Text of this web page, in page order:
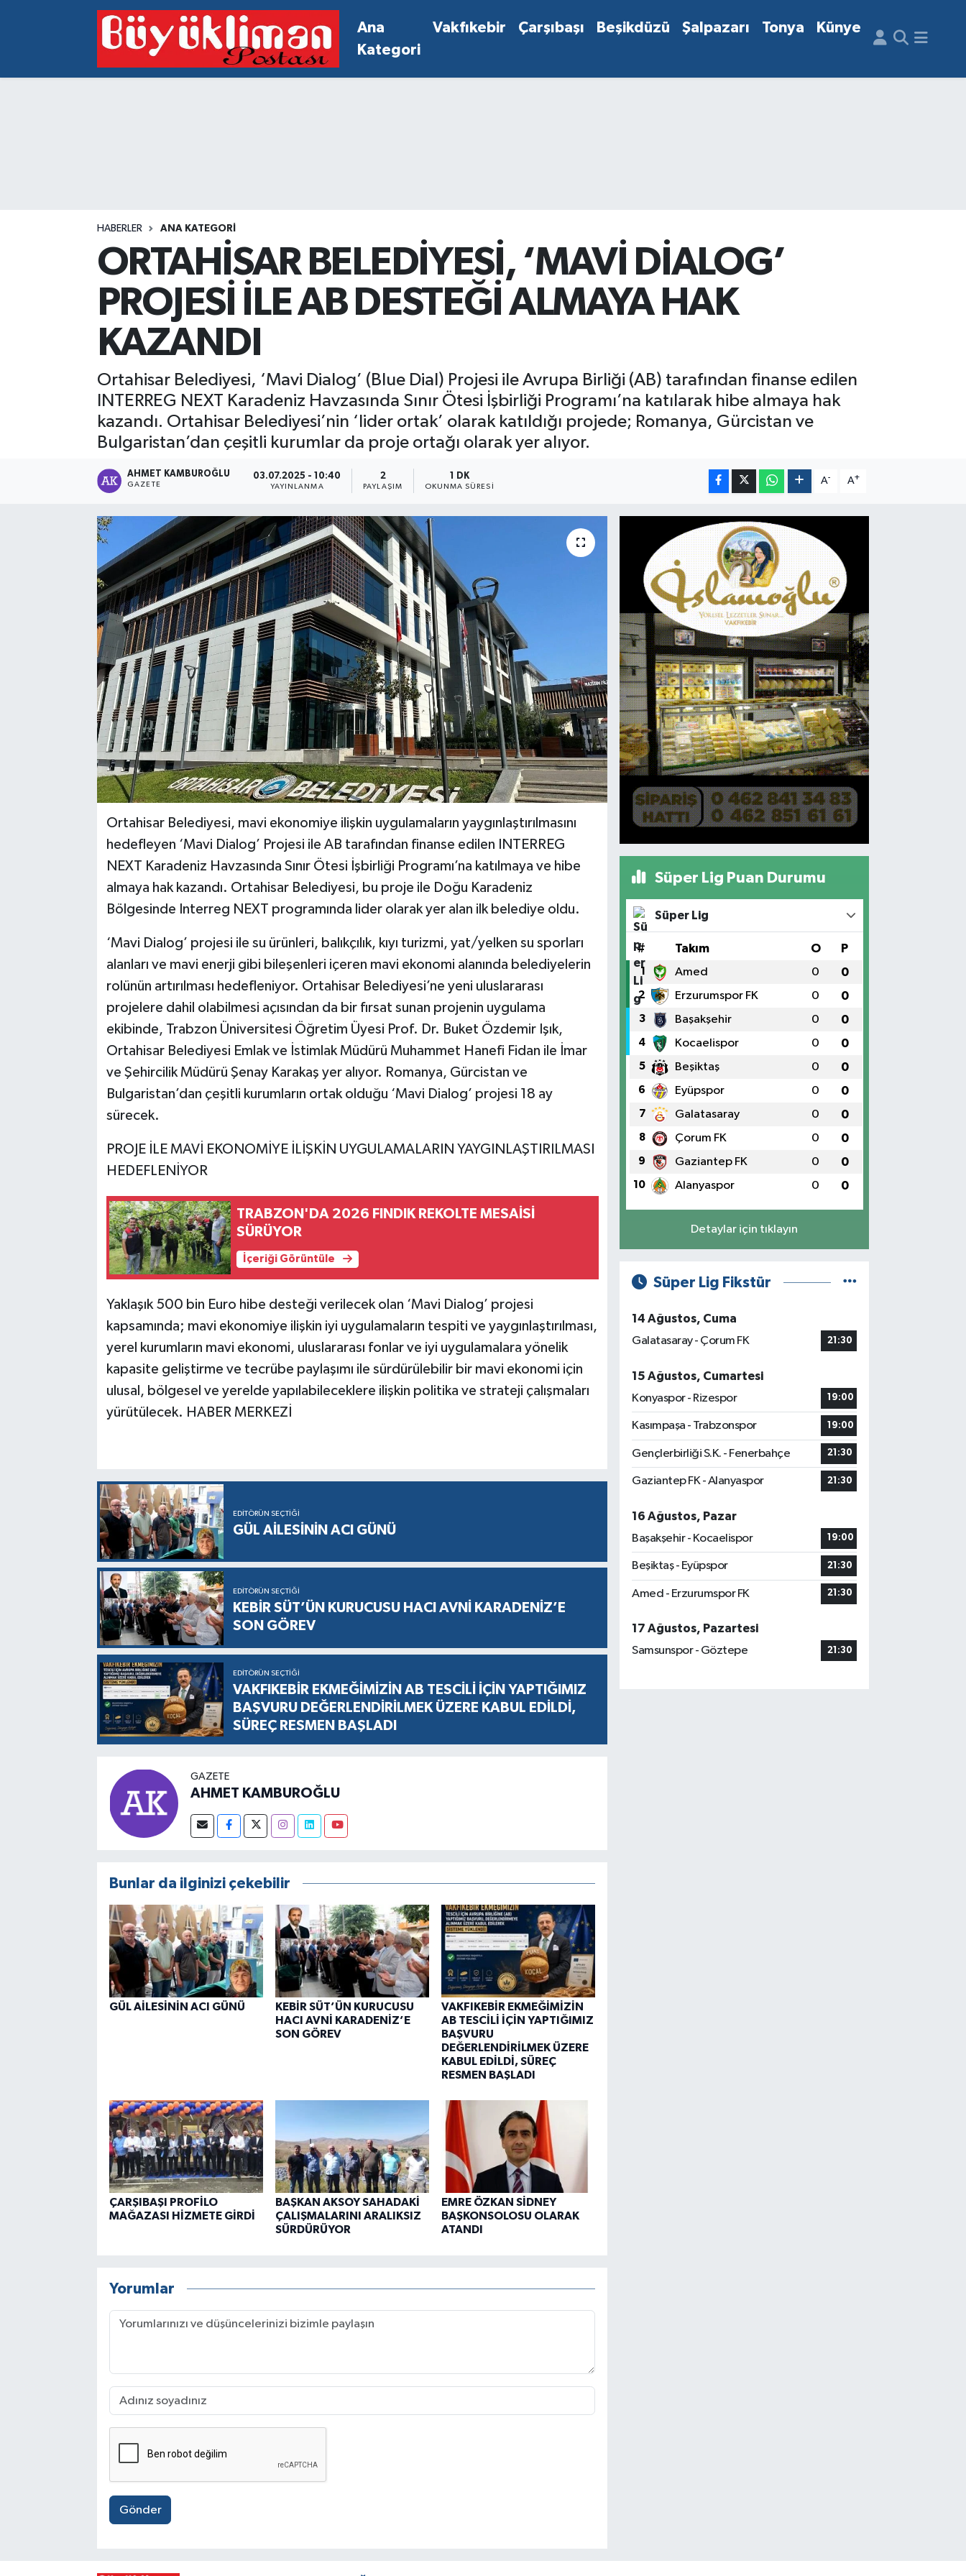
Ana
Kategori
Vakfıkebir Çarşıbaşı Beşikdüzü Şalpazarı Tonya Künye
HABERLER ANA KATEGORI
ORTAHİSAR BELEDİYESİ, ‘MAVİ DİALOG’
PROJESİ İLE AB DESTEĞİ ALMAYA HAK
KAZANDI
Ortahisar Belediyesi, ‘Mavi Dialog’ (Blue Dial) Projesi ile Avrupa Birliği (AB) tarafından finanse edilen
INTERREG NEXT Karadeniz Havzasında Sınır Ötesi İşbirliği Programı’na katılarak hibe almaya hak
kazandı. Ortahisar Belediyesi’nin ‘lider ortak’ olarak katıldığı projede; Romanya, Gürcistan ve
Bulgaristan’dan çeşitli kurumlar da proje ortağı olarak yer alıyor.
AHMET KAMBUROĞLU
GAZETE
03.07.2025 - 10:40
YAYINLANMA
2
PAYLAŞIM
1 DK
OKUNMA SÜRESI
A- A+
Ortahisar Belediyesi, mavi ekonomiye ilişkin uygulamaların yaygınlaştırılmasını
hedefleyen ‘Mavi Dialog’ Projesi ile AB tarafından finanse edilen INTERREG
NEXT Karadeniz Havzasında Sınır Ötesi İşbirliği Programı’na katılmaya ve hibe
almaya hak kazandı. Ortahisar Belediyesi, bu proje ile Doğu Karadeniz
Bölgesinde Interreg NEXT programında lider olarak yer alan ilk belediye oldu.
‘Mavi Dialog’ projesi ile su ürünleri, balıkçılık, kıyı turizmi, yat/yelken su sporları
alanları ve mavi enerji gibi bileşenleri içeren mavi ekonomi alanında belediyelerin
rolünün artırılması hedefleniyor. Ortahisar Belediyesi’ne yeni uluslararası
projelere dahil olabilmesi açısından da bir fırsat sunan projenin uygulama
ekibinde, Trabzon Üniversitesi Öğretim Üyesi Prof. Dr. Buket Özdemir Işık,
Ortahisar Belediyesi Emlak ve İstimlak Müdürü Muhammet Hanefi Fidan ile İmar
ve Şehircilik Müdürü Şenay Karakaş yer alıyor. Romanya, Gürcistan ve
Bulgaristan’dan çeşitli kurumların ortak olduğu ‘Mavi Dialog’ projesi 18 ay
sürecek.
PROJE İLE MAVİ EKONOMİYE İLİŞKİN UYGULAMALARIN YAYGINLAŞTIRILMASI
HEDEFLENİYOR
TRABZON'DA 2026 FINDIK REKOLTE MESAİSİ
SÜRÜYOR
İçeriği Görüntüle
Yaklaşık 500 bin Euro hibe desteği verilecek olan ‘Mavi Dialog’ projesi
kapsamında; mavi ekonomiye ilişkin iyi uygulamaların tespiti ve yaygınlaştırılması,
yerel kurumların mavi ekonomi, uluslararası fonlar ve iyi uygulamalara yönelik
kapasite geliştirme ve tecrübe paylaşımı ile sürdürülebilir bir mavi ekonomi için
ulusal, bölgesel ve yerelde yapılabileceklere ilişkin politika ve strateji çalışmaları
yürütülecek. HABER MERKEZİ
EDITÖRÜN SEÇTIĞI
GÜL AİLESİNİN ACI GÜNÜ
EDITÖRÜN SEÇTIĞI
KEBİR SÜT’ÜN KURUCUSU HACI AVNİ KARADENİZ’E
SON GÖREV
EDITÖRÜN SEÇTIĞI
VAKFIKEBİR EKMEĞİMİZİN AB TESCİLİ İÇİN YAPTIĞIMIZ
BAŞVURU DEĞERLENDİRİLMEK ÜZERE KABUL EDİLDİ,
SÜREÇ RESMEN BAŞLADI
GAZETE
AHMET KAMBUROĞLU
Bunlar da ilginizi çekebilir
GÜL AİLESİNİN ACI GÜNÜ
KEBİR SÜT’ÜN KURUCUSU
HACI AVNİ KARADENİZ’E
SON GÖREV
VAKFIKEBİR EKMEĞİMİZİN
AB TESCİLİ İÇİN YAPTIĞIMIZ
BAŞVURU
DEĞERLENDİRİLMEK ÜZERE
KABUL EDİLDİ, SÜREÇ
RESMEN BAŞLADI
ÇARŞIBAŞI PROFİLO
MAĞAZASI HİZMETE GİRDİ
BAŞKAN AKSOY SAHADAKİ
ÇALIŞMALARINI ARALIKSIZ
SÜRDÜRÜYOR
EMRE ÖZKAN SİDNEY
BAŞKONSOLOSU OLARAK
ATANDI
Yorumlar
Gönder
Süper Lig Puan Durumu
Süper Lig
# Takım O P
1 Amed 0 0
2 Erzurumspor FK 0 0
3 Başakşehir 0 0
4 Kocaelispor 0 0
5 Beşiktaş 0 0
6 Eyüpspor 0 0
7 Galatasaray 0 0
8 Çorum FK 0 0
9 Gaziantep FK 0 0
10 Alanyaspor 0 0
Detaylar için tıklayın
Süper Lig Fikstür
14 Ağustos, Cuma
Galatasaray - Çorum FK
21:30
15 Ağustos, Cumartesi
Konyaspor - Rizespor
19:00
Kasımpaşa - Trabzonspor 19:00
Gençlerbirliği S.K. - Fenerbahçe 21:30
Gaziantep FK - Alanyaspor 21:30
16 Ağustos, Pazar
Başakşehir - Kocaelispor
19:00
Beşiktaş - Eyüpspor 21:30
Amed - Erzurumspor FK 21:30
17 Ağustos, Pazartesi
Samsunspor - Göztepe
21:30
Vakfıkebir Hava Durumu